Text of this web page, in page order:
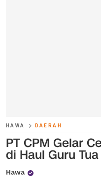
HAWA DAERAH
PT CPM Gelar
di Haul Guru
Hawa